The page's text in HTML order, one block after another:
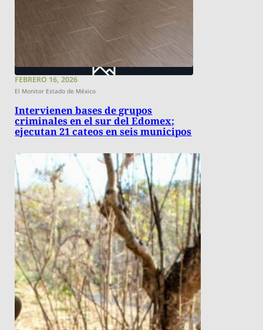
FEBRERO 16, 2026
El Monitor Estado de México
Intervienen bases de grupos
criminales en el sur del Edomex;
ejecutan 21 cateos en seis municipos